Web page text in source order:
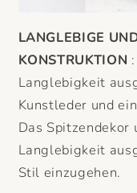
LANGLEBIGE
KONSTRUKTION
Langlebigkeit
Kunstleder und
Das Spitzendekor
Langlebigkeit
Stil einzugehen.